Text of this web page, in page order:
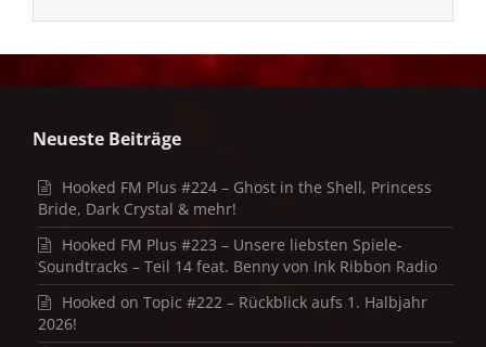
Neueste Beiträge
Hooked FM Plus #224 – Ghost in the Shell, Princess
Bride, Dark Crystal & mehr!
Hooked FM Plus #223 – Unsere liebsten Spiele-
Soundtracks – Teil 14 feat. Benny von Ink Ribbon Radio
Hooked on Topic #222 – Rückblick aufs 1. Halbjahr
2026!